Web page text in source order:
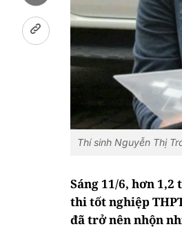
Thí sinh Nguyễn Thị
Sáng 11/6, hơn
thi tốt nghiệp
đã trở nên nhộn